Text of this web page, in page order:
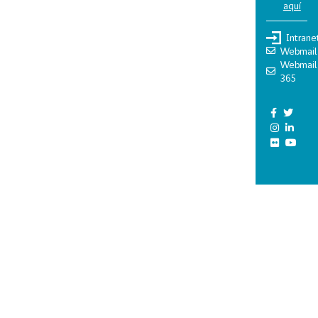
aquí
Webmail
Webmail
365